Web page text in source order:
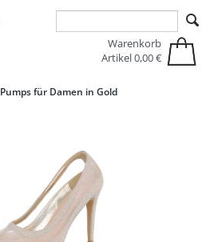
Zum Hauptinhalt springen
Warenkorb
Artikel0,00 €
für Damen in Gold